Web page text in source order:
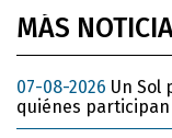
MÁS
07-08-2026 Un Sol
quiénes participan